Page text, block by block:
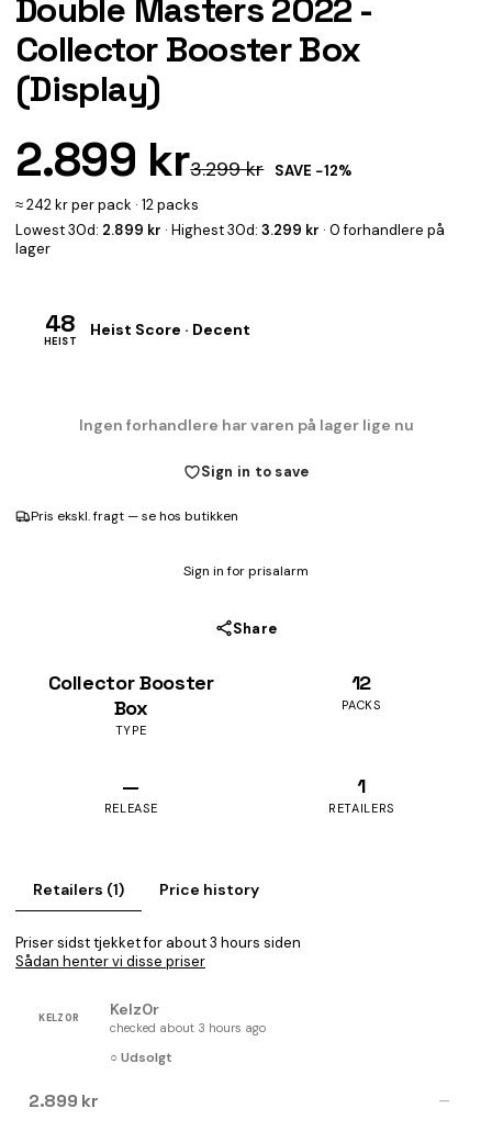
Double Masters 2022 -
Collector Booster Box
(Display)
2.899 kr3.299 kr
SAVE −12%
≈ 242 kr per pack · 12 packs
Lowest 30d: 2.899 kr · Highest 30d: 3.299 kr · 0 forhandlere på
lager
48
HEIST
Heist Score · Decent
Ingen forhandlere har varen på lager lige nu
Sign in to save
Pris ekskl. fragt — se hos butikken
Sign in for prisalarm
Share
Collector Booster
Box
TYPE
12
PACKS
—
RELEASE
1
RETAILERS
Retailers (1) Price history
Priser sidst tjekket for about 3 hours siden
Sådan henter vi disse priser
KELZ0R Kelz0r
checked about 3 hours ago
○ Udsolgt
2.899 kr —